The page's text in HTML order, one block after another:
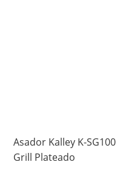
Asador Kalley K-SG100
Grill Plateado